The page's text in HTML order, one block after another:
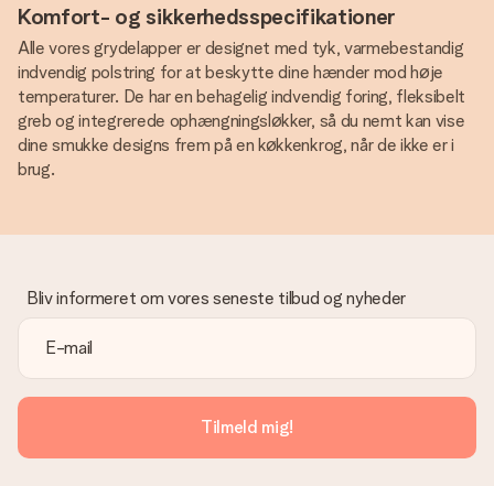
Komfort- og sikkerhedsspecifikationer
Alle vores grydelapper er designet med tyk, varmebestandig
indvendig polstring for at beskytte dine hænder mod høje
temperaturer. De har en behagelig indvendig foring, fleksibelt
greb og integrerede ophængningsløkker, så du nemt kan vise
dine smukke designs frem på en køkkenkrog, når de ikke er i
brug.
Bliv informeret om vores seneste tilbud og nyheder
Tilmeld mig!